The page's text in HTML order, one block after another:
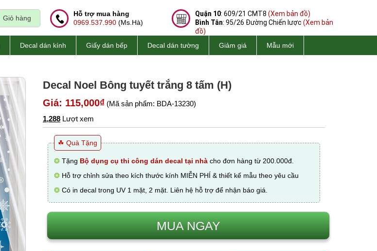
Giỏ hàng
Hỗ trợ mua hàng
0969.537.990 (Ms.Hà)
Quận 10: 609/21 CMT8 (Xem bản đồ)
Bình Tân: 95/26 Đường Chiến lược (Xem bản
đồ)
Decal dán kính Giấy dán bếp Decal dán tường Giảm giá Mẫu mới
Decal Noel Bông tuyết trắng 8 tấm (H)
Giá: 115,000₫ (Mã sản phẩm: BDA-13230)
1,288 Lượt xem
☘ Quà Tặng
❂ Tặng Bộ dụng cụ thi công dán decal tại nhà cho đơn hàng từ 200.000đ.
❂ Hỗ trợ chỉnh sửa theo kích thước kính MIỄN PHÍ & thiết kế mẫu theo yêu cầu
❂ Có in decal trong UV 1 mặt, 2 mặt. Liên hệ hỗ trợ để nhận báo giá.
MUA NGAY